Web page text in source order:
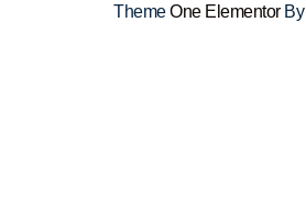
ThemeOne ElementorBy